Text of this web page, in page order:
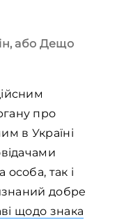
або Дещо
про
в Україні
так і
добре
щодо знака